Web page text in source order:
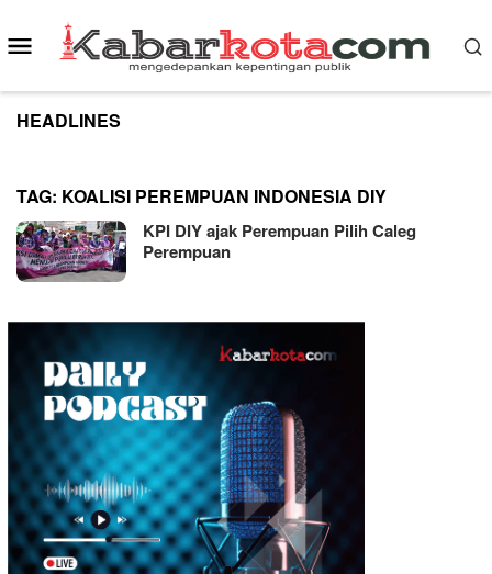
to
content
Mobile
Menu
HEADLINES
TAG: KOALISI PEREMPUAN INDONESIA DIY
KPI DIY ajak Perempuan Pilih Caleg
Perempuan